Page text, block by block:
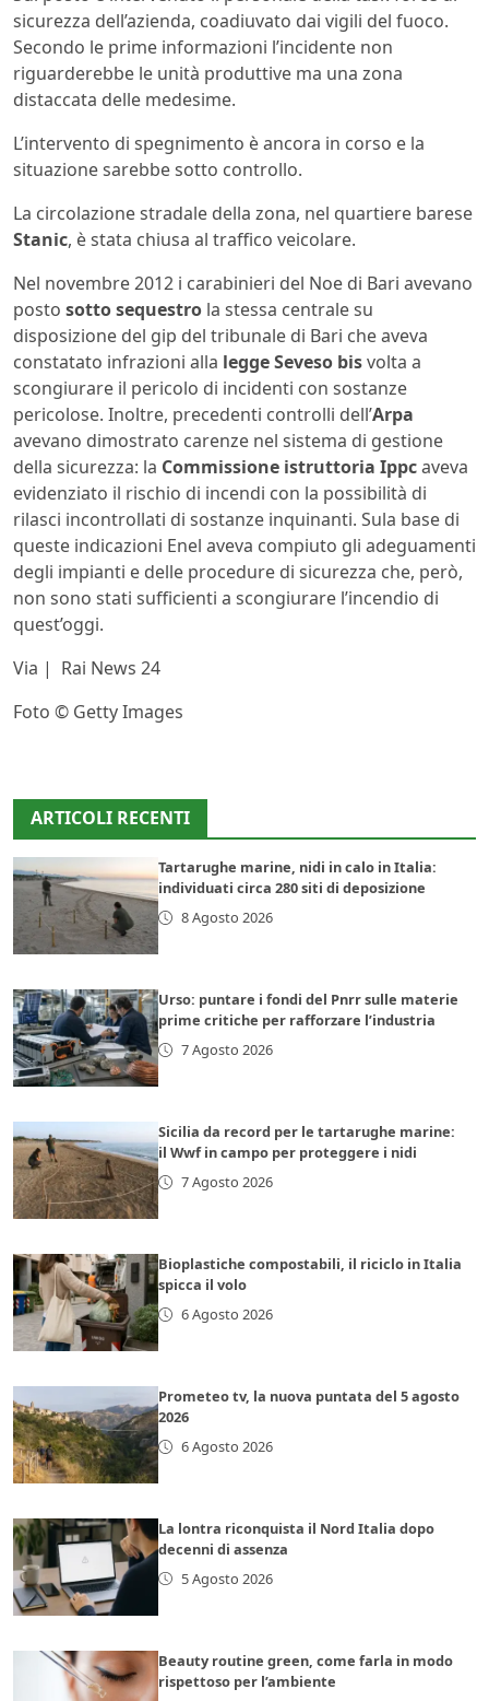
sicurezza dell’azienda, coadiuvato dai vigili del fuoco.
Secondo le prime informazioni l’incidente non
riguarderebbe le unità produttive ma una zona
distaccata delle medesime.
L’intervento di spegnimento è ancora in corso e la
situazione sarebbe sotto controllo.
La circolazione stradale della zona, nel quartiere barese
Stanic, è stata chiusa al traffico veicolare.
Nel novembre 2012 i carabinieri del Noe di Bari avevano
posto sotto sequestro la stessa centrale su
disposizione del gip del tribunale di Bari che aveva
constatato infrazioni alla legge Seveso bisvolta a
scongiurare il pericolo di incidenti con sostanze
pericolose. Inoltre, precedenti controlli dell’Arpa
avevano dimostrato carenze nel sistema di gestione
della sicurezza: la Commissione istruttoria Ippcaveva
evidenziato il rischio di incendi con la possibilità di
rilasci incontrollati di sostanze inquinanti. Sula base di
queste indicazioni Enel aveva compiuto gli adeguamenti
degli impianti e delle procedure di sicurezza che, però,
non sono stati sufficienti a scongiurare l’incendio di
quest’oggi.
Via | Rai News 24
Foto © Getty Images
ARTICOLI RECENTI
Tartarughe marine, nidi in calo in Italia:
individuati circa 280 siti di deposizione
8 Agosto 2026
Urso: puntare i fondi del Pnrr sulle materie
prime critiche per rafforzare l’industria
7 Agosto 2026
Sicilia da record per le tartarughe marine:
il Wwf in campo per proteggere i nidi
7 Agosto 2026
Bioplastiche compostabili, il riciclo in Italia
spicca il volo
6 Agosto 2026
Prometeo tv, la nuova puntata del 5 agosto
2026
6 Agosto 2026
La lontra riconquista il Nord Italia dopo
decenni di assenza
5 Agosto 2026
Beauty routine green, come farla in modo
rispettoso per l’ambiente